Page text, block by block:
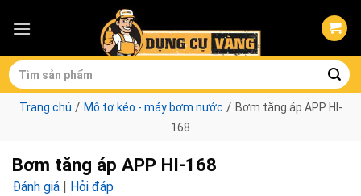
Tìm
kiếm:
Trang chủ / Mô tơ kéo - máy bơm nước / Bơm tăng áp APP HI-
168
Bơm tăng áp APP HI-168
Đánh giá | Hỏi đáp